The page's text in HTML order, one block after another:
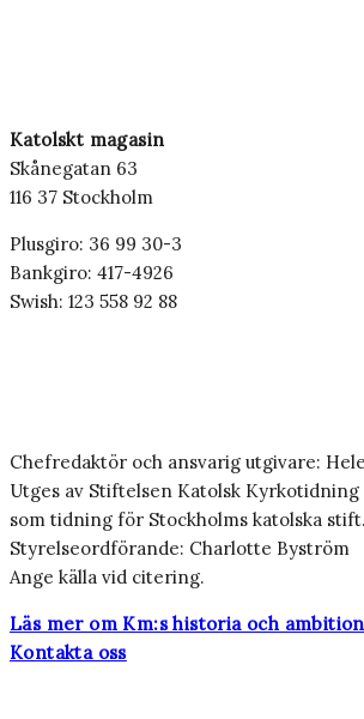
Katolskt magasin
Skånegatan 63
116 37 Stockholm
Plusgiro: 36 99 30-3
Bankgiro: 417-4926
Swish: 123 558 92 88
Chefredaktör och ansvarig utgivare:
Utges av Stiftelsen Katolsk Kyrkotidning
som tidning för Stockholms katolska stift.
Styrelseordförande: Charlotte Byström
Ange källa vid citering.
Läs mer om Km:s historia och
Kontakta oss